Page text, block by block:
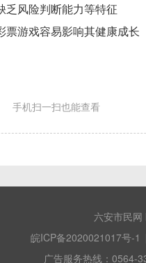
乏风险判断能力等特征
票游戏容易影响其健康成长
手机扫一扫也能查看
六安市民
皖ICP备2020021017号-1
广告服务热线：0564-